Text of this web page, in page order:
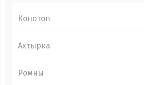
Конотоп
Ахтырка
Ромны